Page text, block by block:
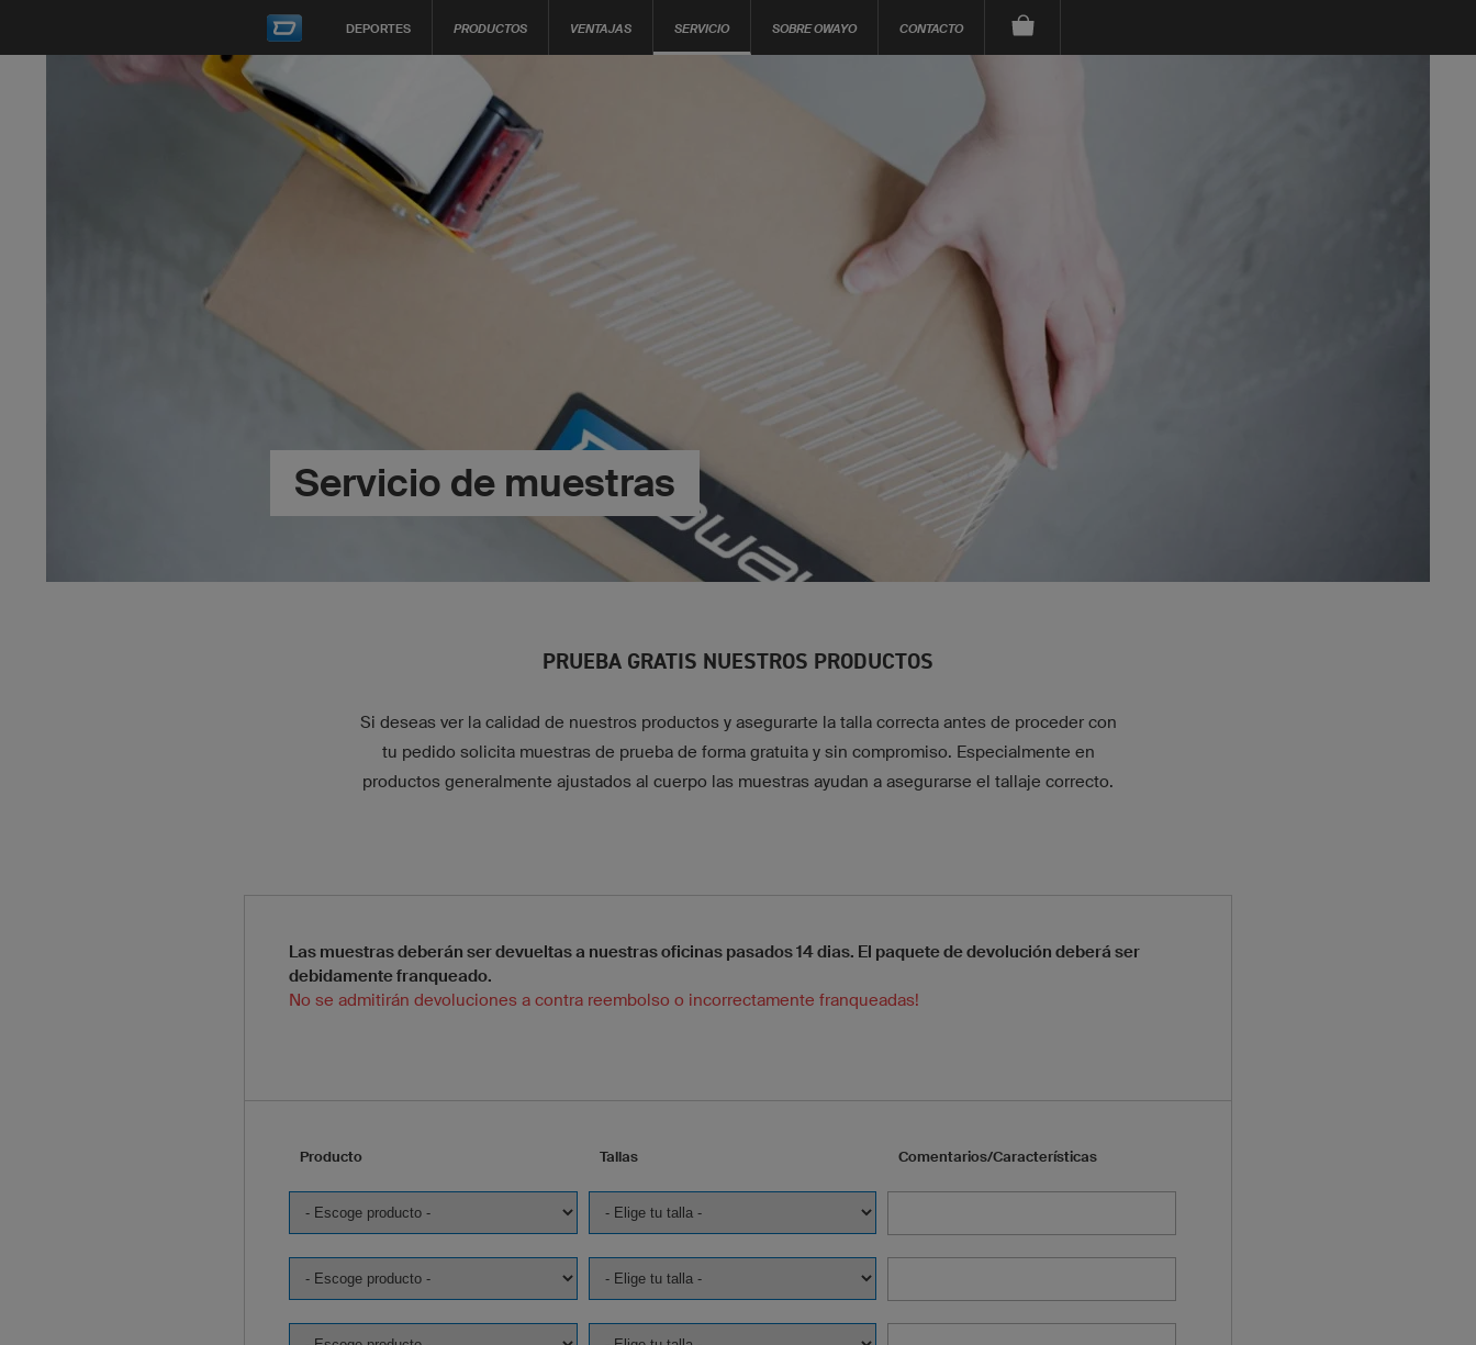
DEPORTES PRODUCTOS VENTAJAS SERVICIO SOBRE OWAYO CONTACTO
Servicio de muestras
PRUEBA GRATIS NUESTROS PRODUCTOS
Si deseas ver la calidad de nuestros productos y asegurarte la talla correcta antes de proceder con
tu pedido solicita muestras de prueba de forma gratuita y sin compromiso. Especialmente en
productos generalmente ajustados al cuerpo las muestras ayudan a asegurarse el tallaje correcto.
Las muestras deberán ser devueltas a nuestras oficinas pasados 14 dias. El paquete de devolución deberá ser
debidamente franqueado.
No se admitirán devoluciones a contra reembolso o incorrectamente franqueadas!
Producto Tallas Comentarios/Características